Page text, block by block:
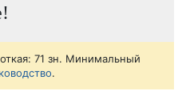
71 зн. Минимальный
.